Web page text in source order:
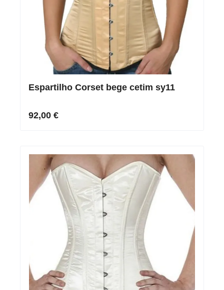
Espartilho Corset bege cetim sy11
92,00 €